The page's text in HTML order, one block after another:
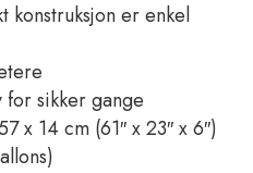
konstruksjon er enkel
sikker gange
x 14 cm (61″ x 23″ x 6″)